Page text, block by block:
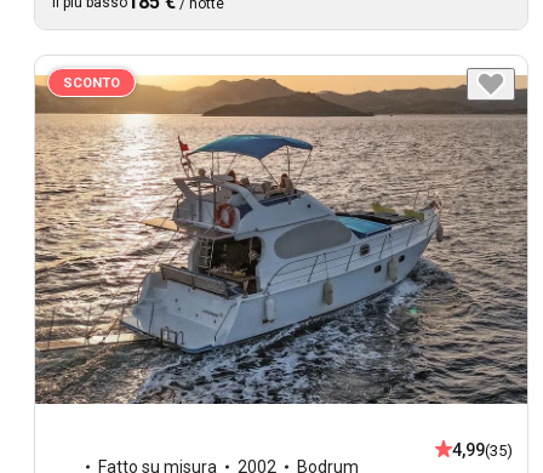
/ notte
SCONTO
Fatto su misura 2002 Bodrum
4,99(35)